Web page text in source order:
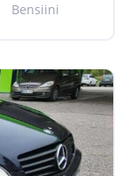
Bensiini